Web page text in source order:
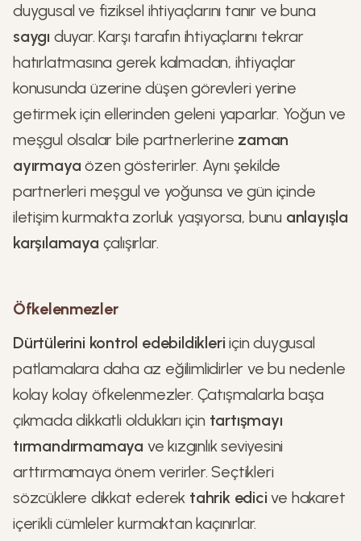
duygusal ve fiziksel ihtiyaçlarını tanır ve buna
saygı duyar. Karşı tarafın ihtiyaçlarını tekrar
hatırlatmasına gerek kalmadan, ihtiyaçlar
konusunda üzerine düşen görevleri yerine
getirmek için ellerinden geleni yaparlar. Yoğun ve
meşgul olsalar bile partnerlerine zaman
ayırmaya özen gösterirler. Aynı şekilde
partnerleri meşgul ve yoğunsa ve gün içinde
iletişim kurmakta zorluk yaşıyorsa, bunu anlayışla
karşılamaya çalışırlar.
Öfkelenmezler
Dürtülerini kontrol edebildikleri için duygusal
patlamalara daha az eğilimlidirler ve bu nedenle
kolay kolay öfkelenmezler. Çatışmalarla başa
çıkmada dikkatli oldukları için tartışmayı
tırmandırmamaya ve kızgınlık seviyesini
arttırmamaya önem verirler. Seçtikleri
sözcüklere dikkat ederek tahrik edici ve hakaret
içerikli cümleler kurmaktan kaçınırlar.